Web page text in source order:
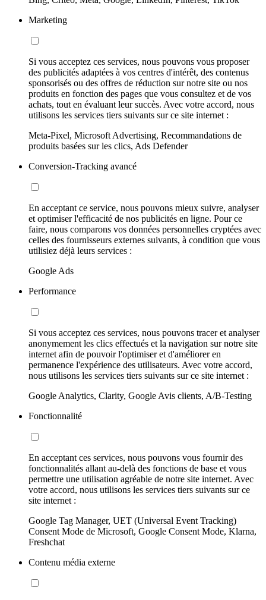
Marketing
Si vous acceptez ces services, nous pouvons vous proposer
des publicités adaptées à vos centres d'intérêt, des contenus
sponsorisés ou des offres de réduction sur notre site ou nos
produits en fonction des pages que vous consultez et de vos
achats, tout en évaluant leur succès. Avec votre accord, nous
utilisons les services tiers suivants sur ce site internet :
Meta-Pixel, Microsoft Advertising, Recommandations de
produits basées sur les clics, Ads Defender
Conversion-Tracking avancé
En acceptant ce service, nous pouvons mieux suivre, analyser
et optimiser l'efficacité de nos publicités en ligne. Pour ce
faire, nous comparons vos données personnelles cryptées avec
celles des fournisseurs externes suivants, à condition que vous
utilisiez déjà leurs services :
Google Ads
Performance
Si vous acceptez ces services, nous pouvons tracer et analyser
anonymement les clics effectués et la navigation sur notre site
internet afin de pouvoir l'optimiser et d'améliorer en
permanence l'expérience des utilisateurs. Avec votre accord,
nous utilisons les services tiers suivants sur ce site internet :
Google Analytics, Clarity, Google Avis clients, A/B-Testing
Fonctionnalité
En acceptant ces services, nous pouvons vous fournir des
fonctionnalités allant au-delà des fonctions de base et vous
permettre une utilisation agréable de notre site internet. Avec
votre accord, nous utilisons les services tiers suivants sur ce
site internet :
Google Tag Manager, UET (Universal Event Tracking)
Consent Mode de Microsoft, Google Consent Mode, Klarna,
Freshchat
Contenu média externe